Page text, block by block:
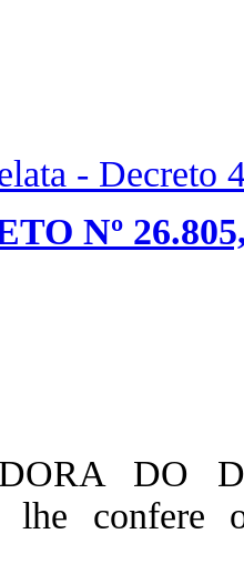
- Decreto
Nº
DO
lhe